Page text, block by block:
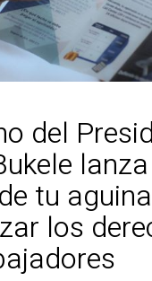
del
tu
los